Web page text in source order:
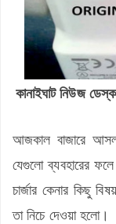
কানাইঘাট নিউজ
আজকাল বাজারে আসল
যেগুলো ব্যবহারের
চার্জার কেনার কিছু
তা নিচে দেওয়া হলো।